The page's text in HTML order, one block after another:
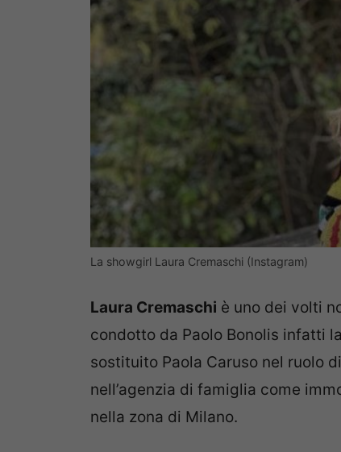
La showgirl Laura Cremaschi (Instagram)
Laura Cremaschi è uno dei volti
condotto da Paolo Bonolis infatti
sostituito Paola Caruso nel ruolo di
nell’agenzia di famiglia come
nella zona di Milano.